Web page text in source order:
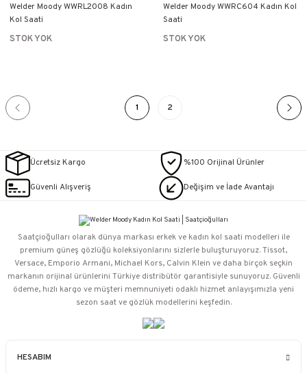
Welder Moody WWRL2008 Kadın
Kol Saati
STOK YOK
Welder Moody WWRC604 Kadın Kol
Saati
STOK YOK
1 2
Ücretsiz Kargo %100 Orijinal Ürünler
Güvenli Alışveriş Değişim ve İade Avantajı
HESABIM
Saatçioğulları⁠ olarak dünya markası erkek ve kadın kol saati modelleri ile
premium güneş gözlüğü koleksiyonlarını sizlerle buluşturuyoruz. Tissot,
Versace, Emporio Armani, Michael Kors, Calvin Klein ve daha birçok seçkin
markanın orijinal ürünlerini Türkiye distribütör garantisiyle sunuyoruz. Güvenli
ödeme, hızlı kargo ve müşteri memnuniyeti odaklı hizmet anlayışımızla yeni
sezon saat ve gözlük modellerini keşfedin.